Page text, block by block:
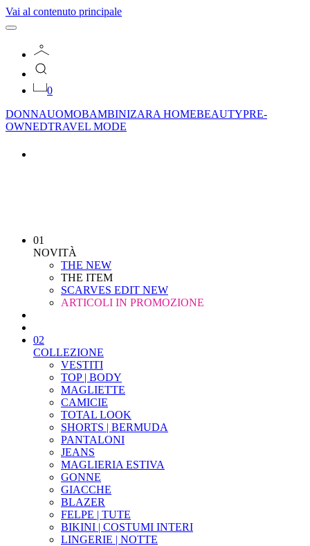
Vai al contenuto principale
0
DONNAUOMOBAMBINIZARA HOMEBEAUTYPRE-
OWNEDTRAVEL MODE
01
NOVITÀ
THE NEW
THE ITEM
SCARVES EDIT NEW
ARTICOLI IN PROMOZIONE
02
COLLEZIONE
VESTITI
TOP | BODY
MAGLIETTE
CAMICIE
TOTAL LOOK
SHORTS | BERMUDA
PANTALONI
JEANS
MAGLIERIA ESTIVA
GONNE
GIACCHE
BLAZER
FELPE | TUTE
BIKINI | COSTUMI INTERI
LINGERIE | NOTTE